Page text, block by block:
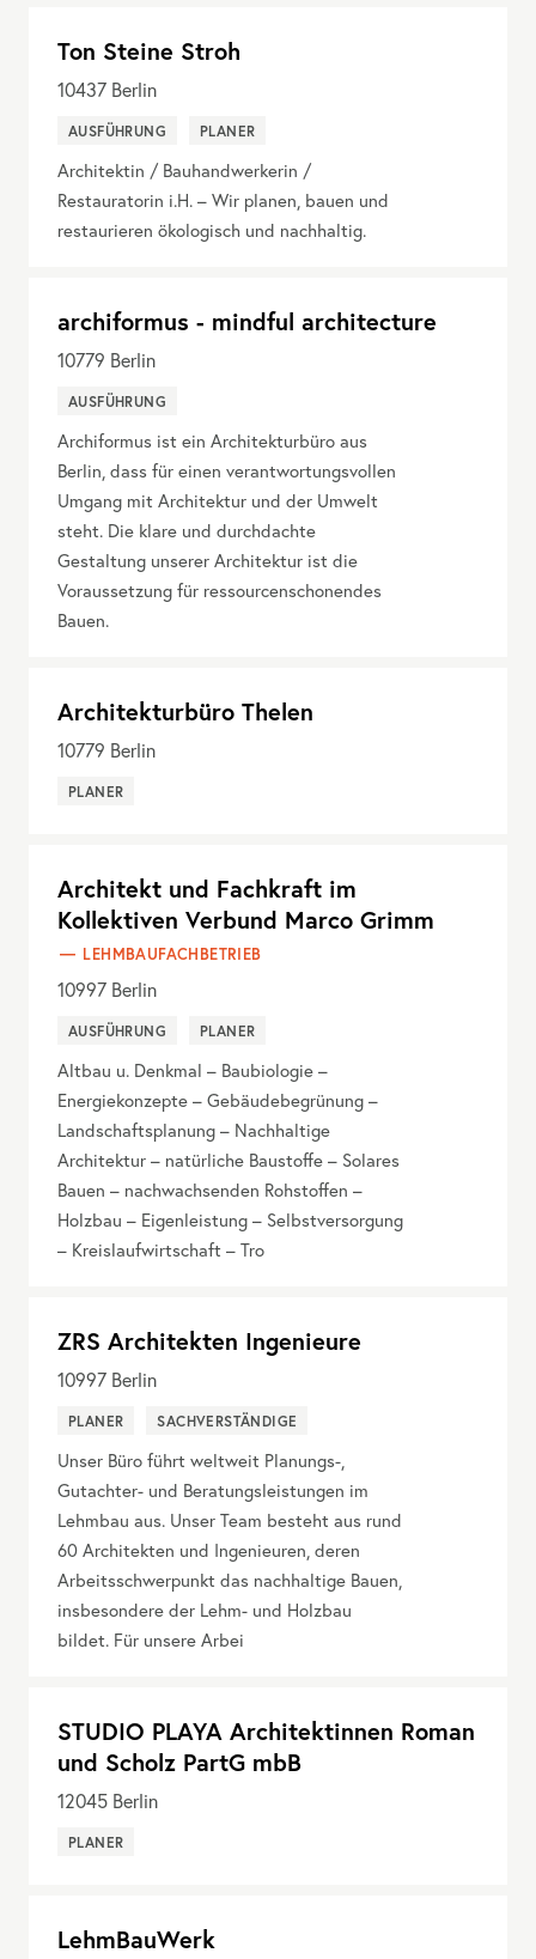
Ton Steine Stroh
10437 Berlin
AUSFÜHRUNG PLANER
Architektin / Bauhandwerkerin /
Restauratorin i.H. – Wir planen, bauen und
restaurieren ökologisch und nachhaltig.
archiformus - mindful architecture
10779 Berlin
AUSFÜHRUNG
Archiformus ist ein Architekturbüro aus
Berlin, dass für einen verantwortungsvollen
Umgang mit Architektur und der Umwelt
steht. Die klare und durchdachte
Gestaltung unserer Architektur ist die
Voraussetzung für ressourcenschonendes
Bauen.
Architekturbüro Thelen
10779 Berlin
PLANER
Architekt und Fachkraft im
Kollektiven Verbund Marco Grimm
LEHMBAUFACHBETRIEB
10997 Berlin
AUSFÜHRUNG PLANER
Altbau u. Denkmal – Baubiologie –
Energiekonzepte – Gebäudebegrünung –
Landschaftsplanung – Nachhaltige
Architektur – natürliche Baustoffe – Solares
Bauen – nachwachsenden Rohstoffen –
Holzbau – Eigenleistung – Selbstversorgung
– Kreislaufwirtschaft – Tro
ZRS Architekten Ingenieure
10997 Berlin
PLANER SACHVERSTÄNDIGE
Unser Büro führt weltweit Planungs-,
Gutachter- und Beratungsleistungen im
Lehmbau aus. Unser Team besteht aus rund
60 Architekten und Ingenieuren, deren
Arbeitsschwerpunkt das nachhaltige Bauen,
insbesondere der Lehm- und Holzbau
bildet. Für unsere Arbei
STUDIO PLAYA Architektinnen Roman
und Scholz PartG mbB
12045 Berlin
PLANER
LehmBauWerk